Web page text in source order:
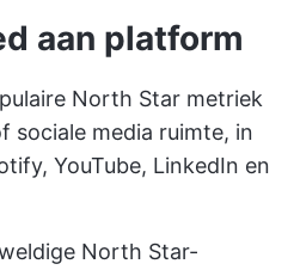
aan platform
North Star metriek
sociale media ruimte, in
YouTube, LinkedIn en
North Star-